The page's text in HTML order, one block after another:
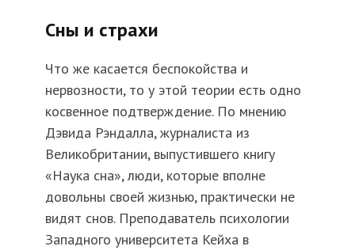
Сны и страхи
Что же касается беспокойства и
нервозности, то у этой теории есть одно
косвенное подтверждение. По мнению
Дэвида Рэндалла, журналиста из
Великобритании, выпустившего книгу
«Наука сна», люди, которые вполне
довольны своей жизнью, практически не
видят снов. Преподаватель психологии
Западного университета Кейха в